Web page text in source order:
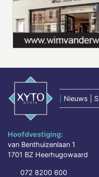
Nieuws |
Hoofdvestiging:
van Benthuizenlaan 1
1701 BZ Heerhugowaard
072 8200 600